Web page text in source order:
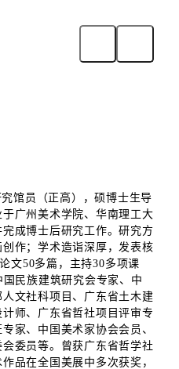
馆员（正高），硕博士生导
广州美术学院、华南理工大
成博士后研究工作。研究方
作；学术造诣深厚，发表核
文50多篇，主持30多项课
民族建筑研究会专家、中
文社科项目、广东省土木建
师、广东省哲社项目评审专
家、中国美术家协会会员、
委员等。曾获广东省哲学社
品在全国美展中多次获奖，